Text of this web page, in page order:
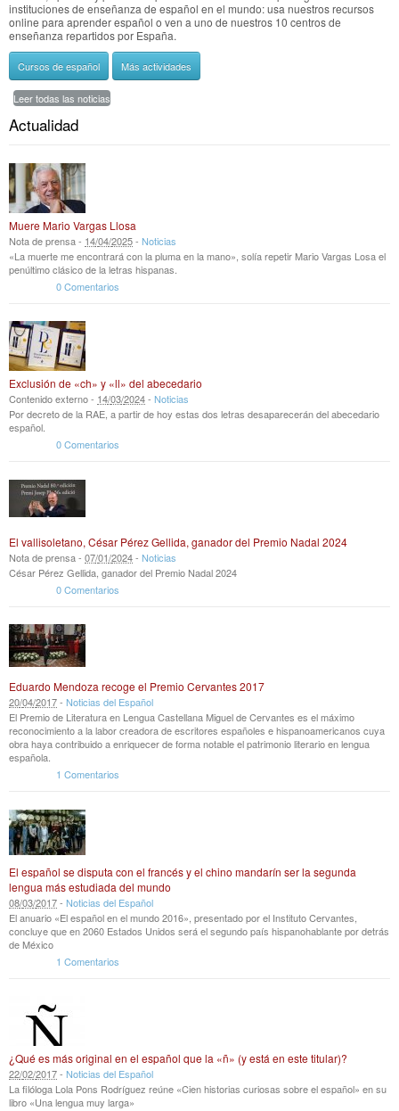
instituciones de enseñanza de español en el mundo: usa nuestros recursos
online para aprender español o ven a uno de nuestros 10 centros de
enseñanza repartidos por España.
Cursos de español Más actividades
Leer todas las noticias
Actualidad
Muere Mario Vargas Llosa
Nota de prensa - 14/04/2025- Noticias
«La muerte me encontrará con la pluma en la mano», solía repetir Mario Vargas Losa el
penúltimo clásico de la letras hispanas.
0 Comentarios
Exclusión de «ch» y «ll» del abecedario
Contenido externo - 14/03/2024- Noticias
Por decreto de la RAE, a partir de hoy estas dos letras desaparecerán del abecedario
español.
0 Comentarios
El vallisoletano, César Pérez Gellida, ganador del Premio Nadal 2024
Nota de prensa - 07/01/2024- Noticias
César Pérez Gellida, ganador del Premio Nadal 2024
0 Comentarios
Eduardo Mendoza recoge el Premio Cervantes 2017
20/04/2017- Noticias del Español
El Premio de Literatura en Lengua Castellana Miguel de Cervantes es el máximo
reconocimiento a la labor creadora de escritores españoles e hispanoamericanos cuya
obra haya contribuido a enriquecer de forma notable el patrimonio literario en lengua
española.
1 Comentarios
El español se disputa con el francés y el chino mandarín ser la segunda
lengua más estudiada del mundo
08/03/2017- Noticias del Español
El anuario «El español en el mundo 2016», presentado por el Instituto Cervantes,
concluye que en 2060 Estados Unidos será el segundo país hispanohablante por detrás
de México
1 Comentarios
¿Qué es más original en el español que la «ñ» (y está en este titular)?
22/02/2017- Noticias del Español
La filóloga Lola Pons Rodríguez reúne «Cien historias curiosas sobre el español» en su
libro «Una lengua muy larga»